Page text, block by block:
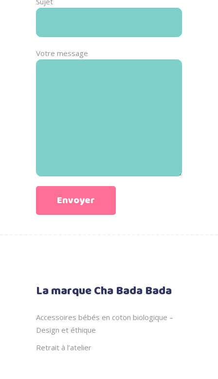
Votre message
La marque Cha Bada Bada
Accessoires bébés en coton biologique –
Design et éthique
Retrait à l’atelier